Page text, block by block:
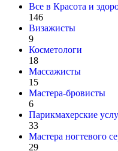
Все в Красота и
146
Визажисты
9
Косметологи
18
Массажисты
15
Мастера-бровисты
6
Парикмахерские
33
Мастера ногтевого
29